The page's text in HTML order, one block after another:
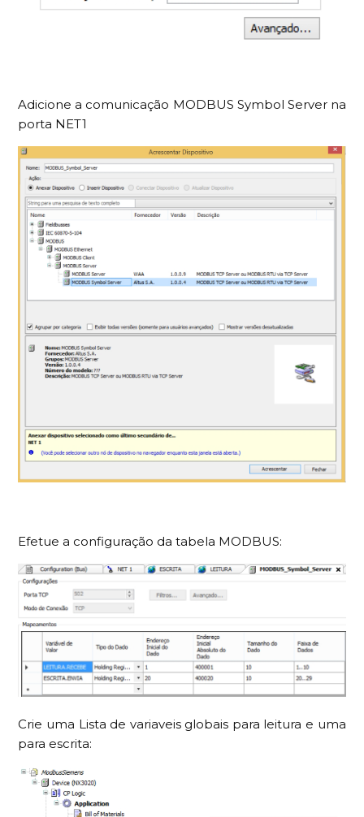
Adicione a comunicação MODBUS Symbol Server na
porta NET1
Efetue a configuração da tabela MODBUS:
Crie uma Lista de variaveis globais para leitura e uma
para escrita: